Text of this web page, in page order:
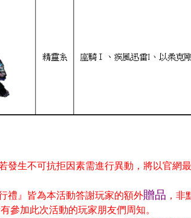
發生不可抗拒因素需進行異動，將以官網
禮』皆為本活動答謝玩家的額外贈品 ，非
參加此次活動的玩家朋友們周知。